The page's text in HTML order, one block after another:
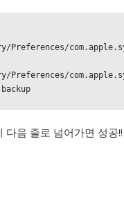
Preferences/
Preferences/
다음 줄로 넘어가면 성공!!